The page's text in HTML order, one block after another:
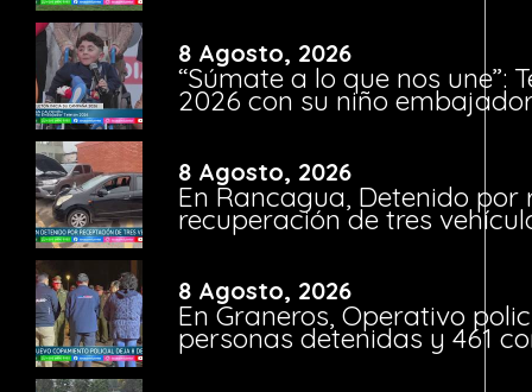
8 Agosto, 2026
“Súmate a lo que nos une”:
2026 con su niño
8 Agosto, 2026
En Rancagua, Detenido por
recuperación de tres
8 Agosto, 2026
En Graneros, Operativo
personas detenidas y 461